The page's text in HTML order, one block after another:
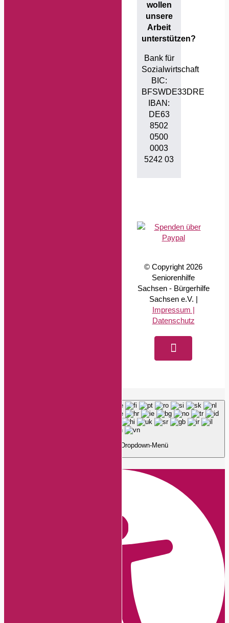
wollen
unsere
Arbeit
unterstützen?
Bank für
Sozialwirtschaft
BIC:
BFSWDE33DRE
IBAN:
DE63
8502
0500
0003
5242 03
© Copyright 2026
Seniorenhilfe
Sachsen - Bürgerhilfe
Sachsen e.V. |
Impressum |
Datenschutz
Facebook